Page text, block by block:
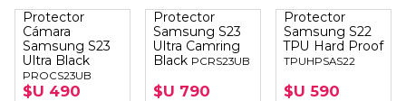
Protector
Cámara
Samsung S23
Ultra Black
PROCS23UB
$U 490
Protector
Samsung S23
Ultra Camring
Black PCRS23UB
$U 790
Protector
Samsung S22
TPU Hard Proof
TPUHPSAS22
$U 590